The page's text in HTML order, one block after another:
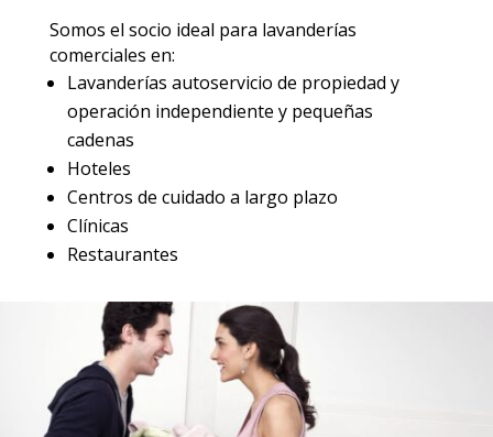
Somos el socio ideal para lavanderías
comerciales en:
Lavanderías autoservicio de propiedad y
operación independiente y pequeñas
cadenas
Hoteles
Centros de cuidado a largo plazo
Clínicas
Restaurantes